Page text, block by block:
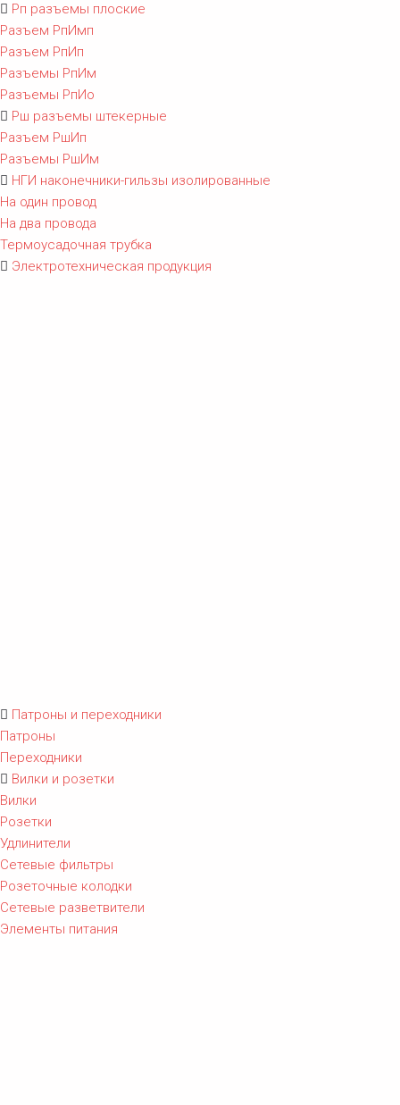
Рп разъемы плоские
Разъем РпИмп
Разъем РпИп
Разъемы РпИм
Разъемы РпИо
Рш разъемы штекерные
Разъем РшИп
Разъемы РшИм
НГИ наконечники-гильзы изолированные
На один провод
На два провода
Термоусадочная трубка
Электротехническая продукция
Патроны и переходники
Патроны
Переходники
Вилки и розетки
Вилки
Розетки
Удлинители
Сетевые фильтры
Розеточные колодки
Сетевые разветвители
Элементы питания